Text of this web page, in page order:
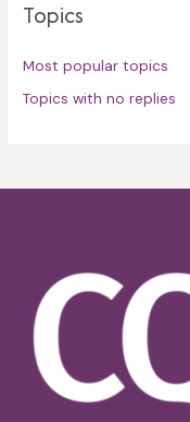
Topics
Most popular topics
Topics with no replies